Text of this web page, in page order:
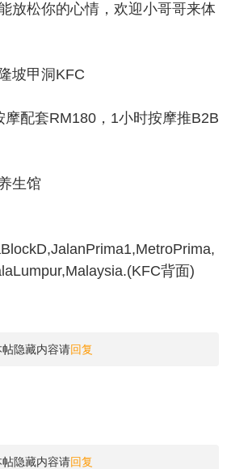
放松你的心情，欢迎小哥哥来体
坡甲洞KFC
配套RM180，1小时按摩推B2B
生馆
背面)
隐藏内容请回复
隐藏内容请回复